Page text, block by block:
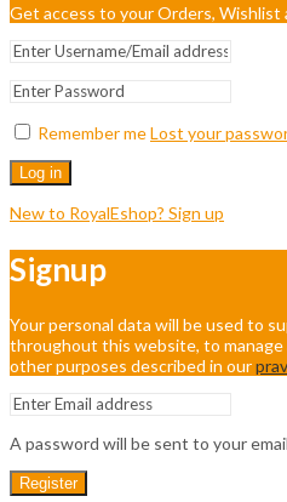
Get access to your Orders, Wishlist
Remember meLost your
Log in
New to RoyalEshop? Sign up
Signup
Your personal data will be used to
throughout this website, to
other purposes described in our
A password will be sent to your
Register